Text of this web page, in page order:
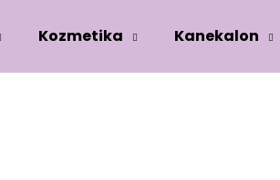
Kozmetika Kanekalon